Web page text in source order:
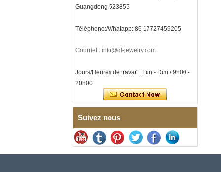
OEM ODM, vente en gros d'
inoxydable 304 en
pour hommes, fermoir
déployant à double poussée
thérapeutiques avec pierres
Bracelet pour femme en acier
inoxydable 316L en
céramique bleu saphir,
certifié EN1811 avec fermoir
à double pression sans
couture
Guangdong 523855
Téléphone:/Whatapp: 86 17727459205
Courriel : info@ql-jewelry.com
Jours/Heures de travail : Lun - Dim / 9h00 -
20h00
Suivez nous